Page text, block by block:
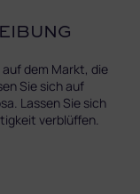
auf dem Markt, die
Sie sich auf
Lassen Sie sich
verblüffen.